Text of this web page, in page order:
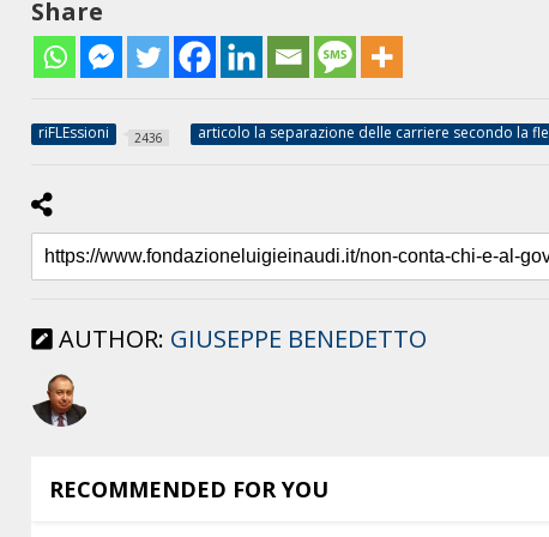
Share
riFLEssioni 2436 articolo la separazione delle carriere secondo la fle
AUTHOR: GIUSEPPE BENEDETTO
RECOMMENDED FOR YOU